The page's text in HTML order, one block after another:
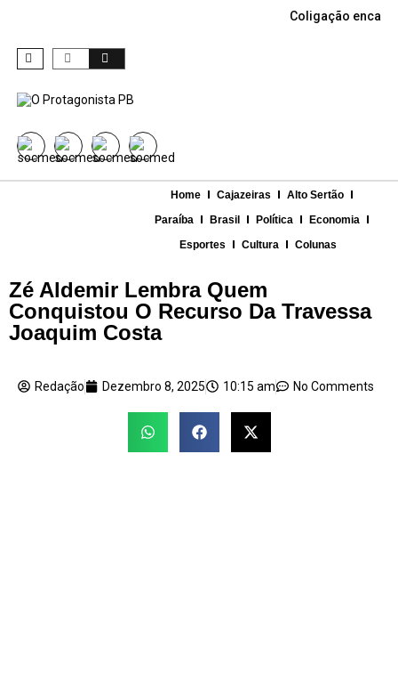
Coligação
Home Cajazeiras
Alto Sertão
Paraíba
Brasil Política
Economia
Esportes
Cultura Colunas
Zé Aldemir Lembra Quem
Conquistou O Recurso Da Travessa
Joaquim Costa
Redação Dezembro 8, 2025 10:15 am No Comments